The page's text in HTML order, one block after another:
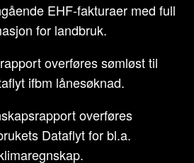
EHF-fakturaer med full
for landbruk.
overføres sømløst til
ifbm lånesøknad.
overføres
Dataflyt for bl.a.